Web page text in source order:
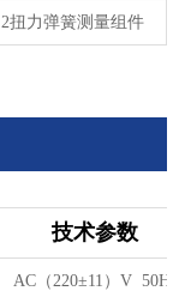
扭力弹簧测量组件
技术参数
AC（ 220±11 ） V 50Hz